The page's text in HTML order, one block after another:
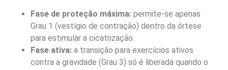
Fase de proteção máxima: permite-se apenas
Grau 1 (vestígio de contração) dentro da órtese
para estimular a cicatrização.
Fase ativa: a transição para exercícios ativos
contra a gravidade (Grau 3) só é liberada quando o